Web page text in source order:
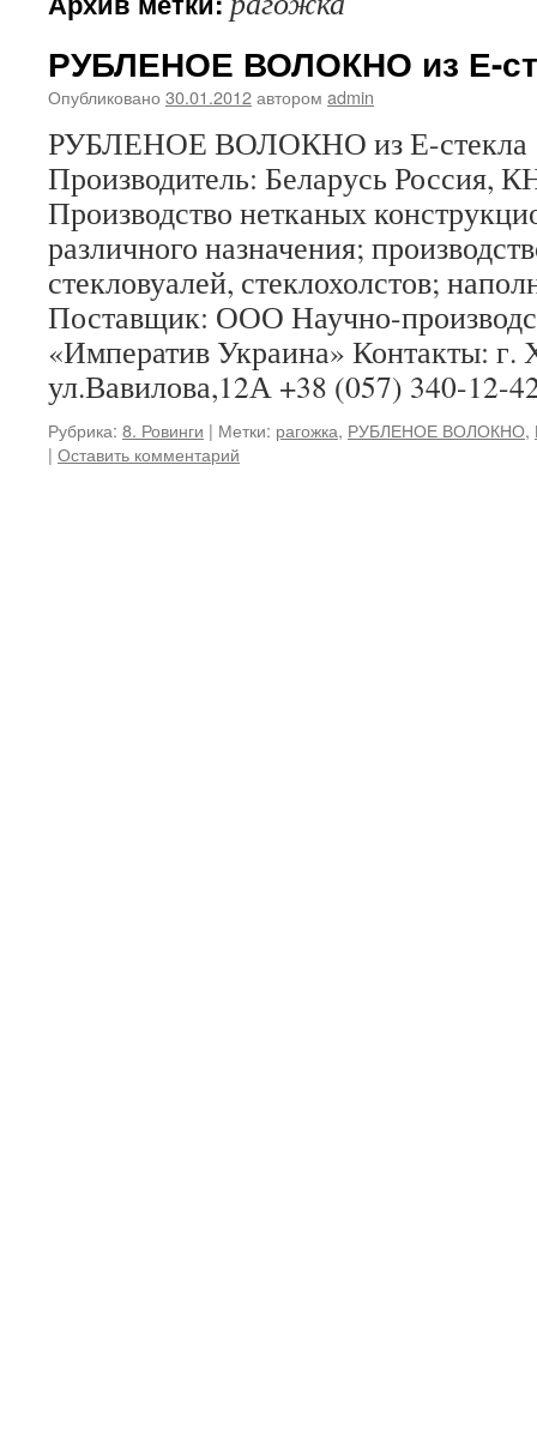
РУБЛЕНОЕ ВОЛОКНО из Е-
Опубликовано 30.01.2012автором admin
РУБЛЕНОЕ ВОЛОКНО из Е-
Производитель: Беларусь
Производство нетканых
различного назначения;
стекловуалей, стеклохолстов;
Поставщик: ООО Научно-
«Императив Украина» Контакты: г.
ул.Вавилова,12А +38 (057) 340-12-
Рубрика: 8. Ровинги | Метки: рагожка, РУБЛЕНОЕ ВОЛОКНО,
| Оставить комментарий